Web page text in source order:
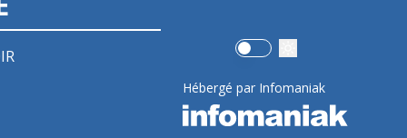
Use setting
Hébergé par Infomaniak